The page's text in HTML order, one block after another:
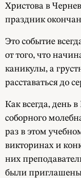
Христова в
праздник
Это событие
от того, что
каникулы, а
расставаться до
Как всегда, день
соборного
раз в этом
викторинах и
них
были